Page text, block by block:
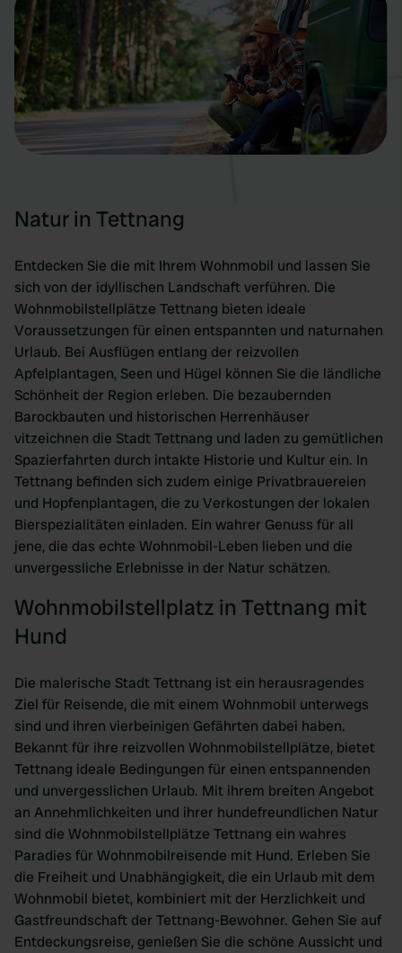
Natur in Tettnang
Entdecken Sie die mit Ihrem Wohnmobil und lassen Sie
sich von der idyllischen Landschaft verführen. Die
Wohnmobilstellplätze Tettnang bieten ideale
Voraussetzungen für einen entspannten und naturnahen
Urlaub. Bei Ausflügen entlang der reizvollen
Apfelplantagen, Seen und Hügel können Sie die ländliche
Schönheit der Region erleben. Die bezaubernden
Barockbauten und historischen Herrenhäuser
vitzeichnen die Stadt Tettnang und laden zu gemütlichen
Spazierfahrten durch intakte Historie und Kultur ein. In
Tettnang befinden sich zudem einige Privatbrauereien
und Hopfenplantagen, die zu Verkostungen der lokalen
Bierspezialitäten einladen. Ein wahrer Genuss für all
jene, die das echte Wohnmobil-Leben lieben und die
unvergessliche Erlebnisse in der Natur schätzen.
Wohnmobilstellplatz in Tettnang mit
Hund
Die malerische Stadt Tettnang ist ein herausragendes
Ziel für Reisende, die mit einem Wohnmobil unterwegs
sind und ihren vierbeinigen Gefährten dabei haben.
Bekannt für ihre reizvollen Wohnmobilstellplätze, bietet
Tettnang ideale Bedingungen für einen entspannenden
und unvergesslichen Urlaub. Mit ihrem breiten Angebot
an Annehmlichkeiten und ihrer hundefreundlichen Natur
sind die Wohnmobilstellplätze Tettnang ein wahres
Paradies für Wohnmobilreisende mit Hund. Erleben Sie
die Freiheit und Unabhängigkeit, die ein Urlaub mit dem
Wohnmobil bietet, kombiniert mit der Herzlichkeit und
Gastfreundschaft der Tettnang-Bewohner. Gehen Sie auf
Entdeckungsreise, genießen Sie die schöne Aussicht und